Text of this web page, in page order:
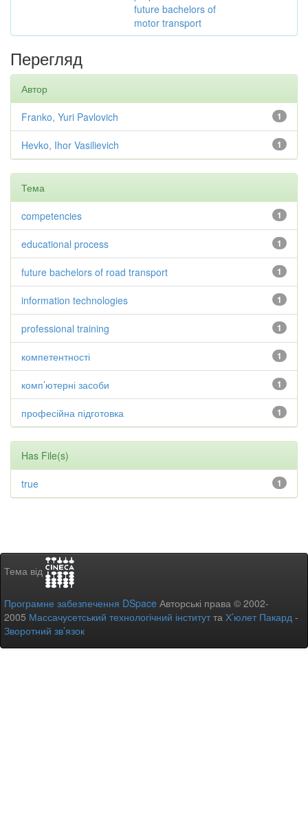
future bachelors of
motor transport
Перегляд
Автор
1
Franko, Yuri Pavlovich
1
Hevko, Ihor Vasilievich
Тема
1
competencies
1
educational process
1
future bachelors of road transport
1
information technologies
1
professional training
1
компетентності
1
комп’ютерні засоби
1
професійна підготовка
Has File(s)
1
true
Тема від
Програмне забезпечення DSpace Авторські права © 2002-
2005 Массачусетський технологічний інститутта Х’юлет Пакард -
Зворотний зв’язок